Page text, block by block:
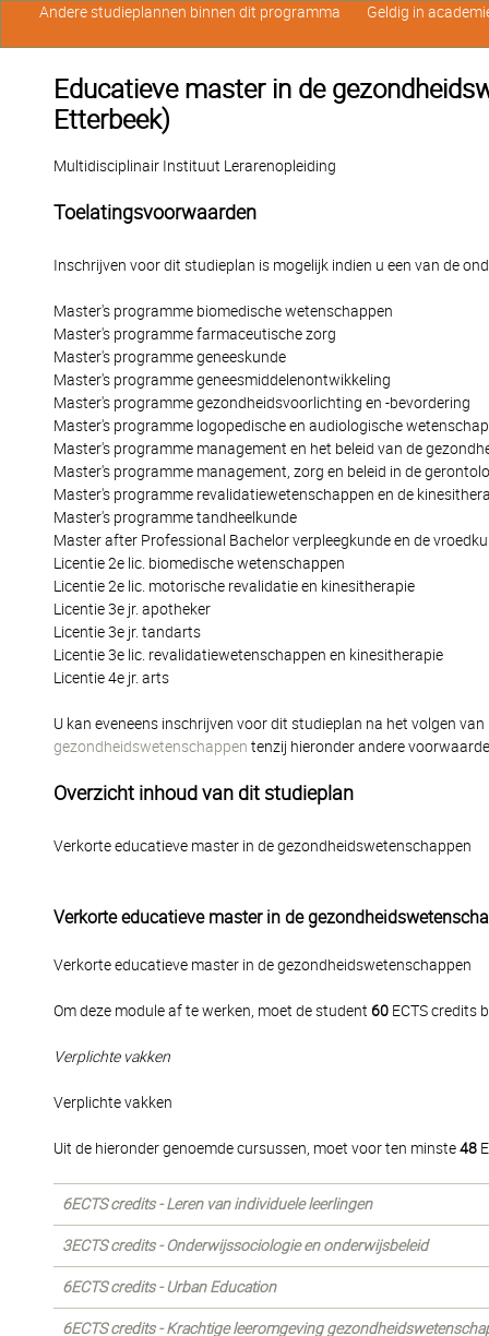
Educatieve master in de
Etterbeek)
Multidisciplinair Instituut Lerarenopleiding
Toelatingsvoorwaarden
Inschrijven voor dit studieplan is mogelijk indien u een van de
Master's programme biomedische wetenschappen
Master's programme farmaceutische zorg
Master's programme geneeskunde
Master's programme geneesmiddelenontwikkeling
Master's programme gezondheidsvoorlichting en -bevordering
Master's programme logopedische en audiologische
Master's programme management en het beleid van de
Master's programme management, zorg en beleid in de
Master's programme revalidatiewetenschappen en de
Master's programme tandheelkunde
Master after Professional Bachelor verpleegkunde en de
Licentie 2e lic. biomedische wetenschappen
Licentie 2e lic. motorische revalidatie en kinesitherapie
Licentie 3e jr. apotheker
Licentie 3e jr. tandarts
Licentie 3e lic. revalidatiewetenschappen en kinesitherapie
Licentie 4e jr. arts
U kan eveneens inschrijven voor dit studieplan na het volgen
gezondheidswetenschappen tenzij hieronder andere
Overzicht inhoud van dit studieplan
Verkorte educatieve master in de gezondheidswetenschappen
Verkorte educatieve master in de
Verkorte educatieve master in de gezondheidswetenschappen
Om deze module af te werken, moet de student 60 ECTS credits
Verplichte vakken
Verplichte vakken
Uit de hieronder genoemde cursussen, moet voor ten minste48
6ECTS credits - Leren van individuele leerlingen
3ECTS credits - Onderwijssociologie en onderwijsbeleid
6ECTS credits - Urban Education
6ECTS credits - Krachtige leeromgeving
Andere studieplannen binnen dit programma Geldig in